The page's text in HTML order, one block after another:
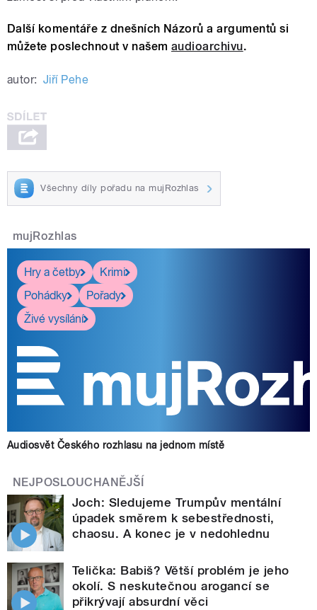
Další komentáře z dnešních Názorů a argumentů si
můžete poslechnout v našem audioarchivu.
autor: Jiří Pehe
Všechny díly pořadu na mujRozhlas
mujRozhlas
Hry a četby
Krimi
Pohádky
Pořady
Živé vysílání
Audiosvět Českého rozhlasu na jednom místě
NEJPOSLOUCHANĚJŠÍ
Joch: Sledujeme Trumpův mentální
úpadek směrem k sebestřednosti,
chaosu. A konec je v nedohlednu
Telička: Babiš? Větší problém je jeho
okolí. S neskutečnou arogancí se
přikrývají absurdní věci